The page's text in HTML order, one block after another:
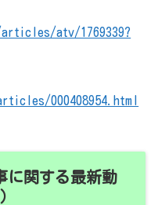
atv/1769339?
000408954.html
に関する最新動